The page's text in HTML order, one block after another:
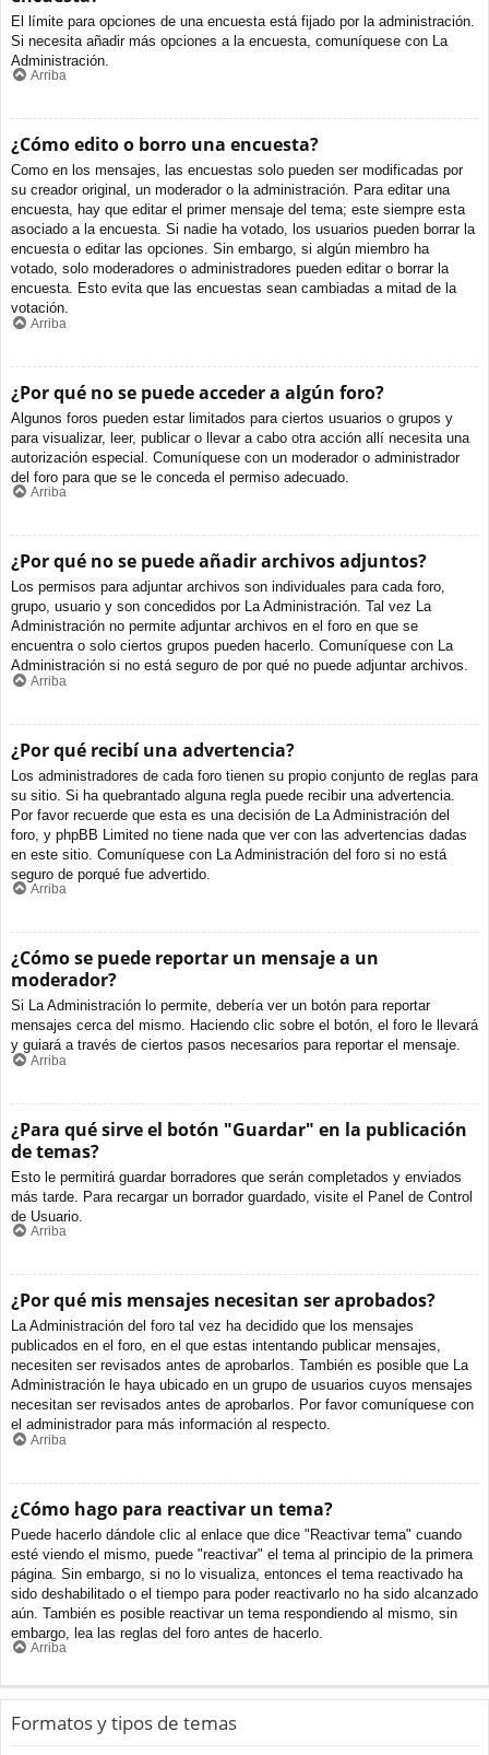
El límite para opciones de una encuesta está fijado por la administración.
Si necesita añadir más opciones a la encuesta, comuníquese con La
Administración.
Arriba
¿Cómo edito o borro una encuesta?
Como en los mensajes, las encuestas solo pueden ser modificadas por
su creador original, un moderador o la administración. Para editar una
encuesta, hay que editar el primer mensaje del tema; este siempre esta
asociado a la encuesta. Si nadie ha votado, los usuarios pueden borrar la
encuesta o editar las opciones. Sin embargo, si algún miembro ha
votado, solo moderadores o administradores pueden editar o borrar la
encuesta. Esto evita que las encuestas sean cambiadas a mitad de la
votación.
Arriba
¿Por qué no se puede acceder a algún foro?
Algunos foros pueden estar limitados para ciertos usuarios o grupos y
para visualizar, leer, publicar o llevar a cabo otra acción allí necesita una
autorización especial. Comuníquese con un moderador o administrador
del foro para que se le conceda el permiso adecuado.
Arriba
¿Por qué no se puede añadir archivos adjuntos?
Los permisos para adjuntar archivos son individuales para cada foro,
grupo, usuario y son concedidos por La Administración. Tal vez La
Administración no permite adjuntar archivos en el foro en que se
encuentra o solo ciertos grupos pueden hacerlo. Comuníquese con La
Administración si no está seguro de por qué no puede adjuntar archivos.
Arriba
¿Por qué recibí una advertencia?
Los administradores de cada foro tienen su propio conjunto de reglas para
su sitio. Si ha quebrantado alguna regla puede recibir una advertencia.
Por favor recuerde que esta es una decisión de La Administración del
foro, y phpBB Limited no tiene nada que ver con las advertencias dadas
en este sitio. Comuníquese con La Administración del foro si no está
seguro de porqué fue advertido.
Arriba
¿Cómo se puede reportar un mensaje a un
moderador?
Si La Administración lo permite, debería ver un botón para reportar
mensajes cerca del mismo. Haciendo clic sobre el botón, el foro le llevará
y guiará a través de ciertos pasos necesarios para reportar el mensaje.
Arriba
¿Para qué sirve el botón "Guardar" en la publicación
de temas?
Esto le permitirá guardar borradores que serán completados y enviados
más tarde. Para recargar un borrador guardado, visite el Panel de Control
de Usuario.
Arriba
¿Por qué mis mensajes necesitan ser aprobados?
La Administración del foro tal vez ha decidido que los mensajes
publicados en el foro, en el que estas intentando publicar mensajes,
necesiten ser revisados antes de aprobarlos. También es posible que La
Administración le haya ubicado en un grupo de usuarios cuyos mensajes
necesitan ser revisados antes de aprobarlos. Por favor comuníquese con
el administrador para más información al respecto.
Arriba
¿Cómo hago para reactivar un tema?
Puede hacerlo dándole clic al enlace que dice "Reactivar tema" cuando
esté viendo el mismo, puede "reactivar" el tema al principio de la primera
página. Sin embargo, si no lo visualiza, entonces el tema reactivado ha
sido deshabilitado o el tiempo para poder reactivarlo no ha sido alcanzado
aún. También es posible reactivar un tema respondiendo al mismo, sin
embargo, lea las reglas del foro antes de hacerlo.
Arriba
Formatos y tipos de temas